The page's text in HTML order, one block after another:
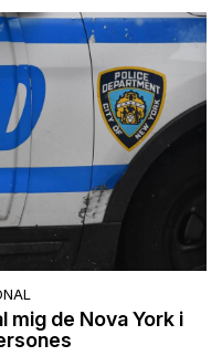
mig de Nova York i